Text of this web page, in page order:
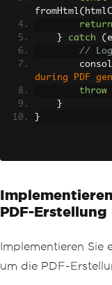
fromHtml(
return
}
catch (
//
during PDF
throw
}
}
PDF-Erstellung
Implementieren Sie
um die PDF-